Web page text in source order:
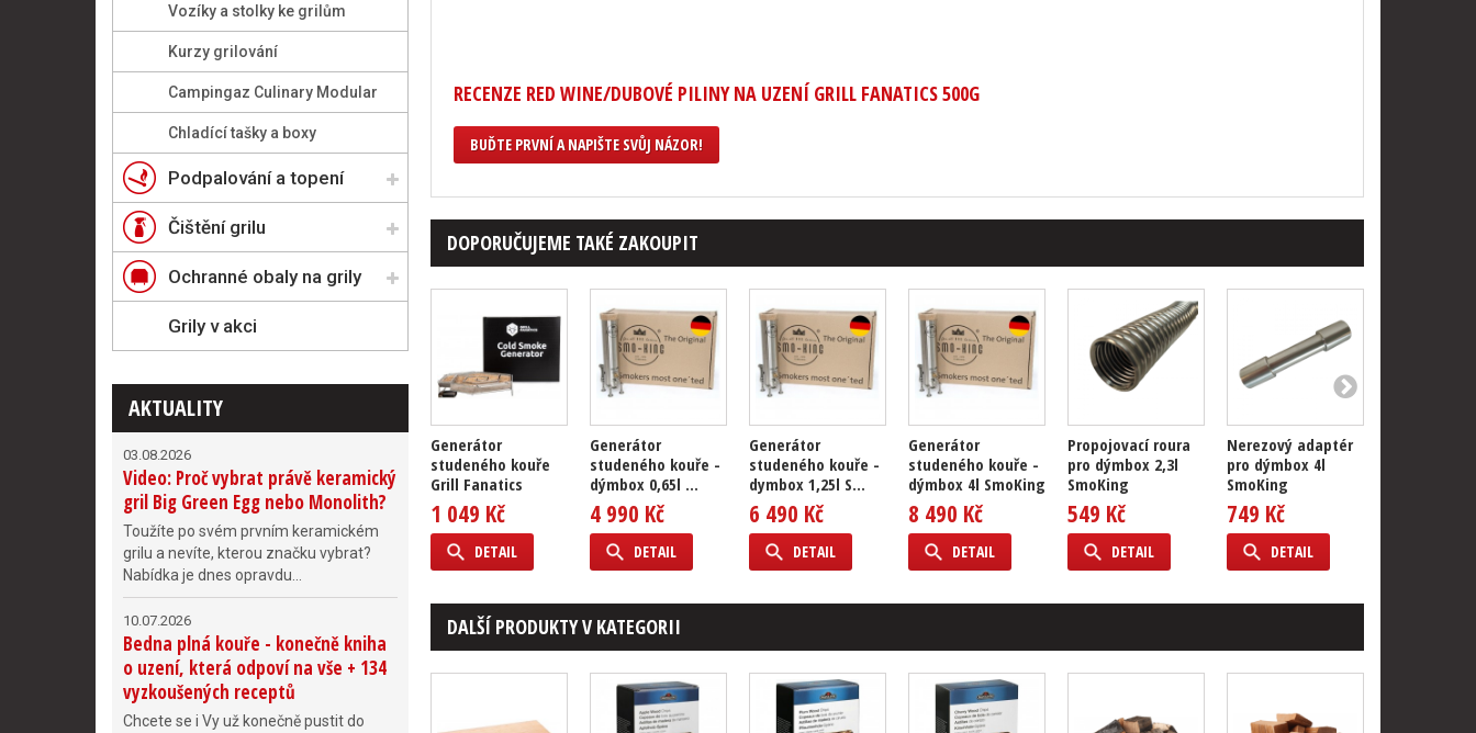
RECENZE RED WINE/DUBOVÉ PILINY NA UZENÍ GRILL FANATICS 500G
BUĎTE PRVNÍ A NAPIŠTE SVŮJ NÁZOR!
DOPORUČUJEME TAKÉ ZAKOUPIT
Generátor
studeného kouře
Grill Fanatics
1 049 Kč
DETAIL
Generátor
studeného kouře -
dýmbox 0,65l ...
4 990 Kč
DETAIL
Generátor
studeného kouře -
dymbox 1,25l S...
6 490 Kč
DETAIL
Generátor
studeného kouře -
dýmbox 4l SmoKing
8 490 Kč
DETAIL
Propojovací roura
pro dýmbox 2,3l
SmoKing
549 Kč
DETAIL
Nerezový adaptér
pro dýmbox 4l
SmoKing
749 Kč
DETAIL
DALŠÍ PRODUKTY V KATEGORII
Vozíky a stolky ke grilům
Kurzy grilování
Campingaz Culinary Modular
Chladící tašky a boxy
Podpalování a topení
Čištění grilu
Ochranné obaly na grily
Grily v akci
AKTUALITY
03.08.2026
Video: Proč vybrat právě keramický
gril Big Green Egg nebo Monolith?
Toužíte po svém prvním keramickém
grilu a nevíte, kterou značku vybrat?
Nabídka je dnes opravdu...
10.07.2026
Bedna plná kouře - konečně kniha
o uzení, která odpoví na vše + 134
vyzkoušených receptů
Chcete se i Vy už konečně pustit do